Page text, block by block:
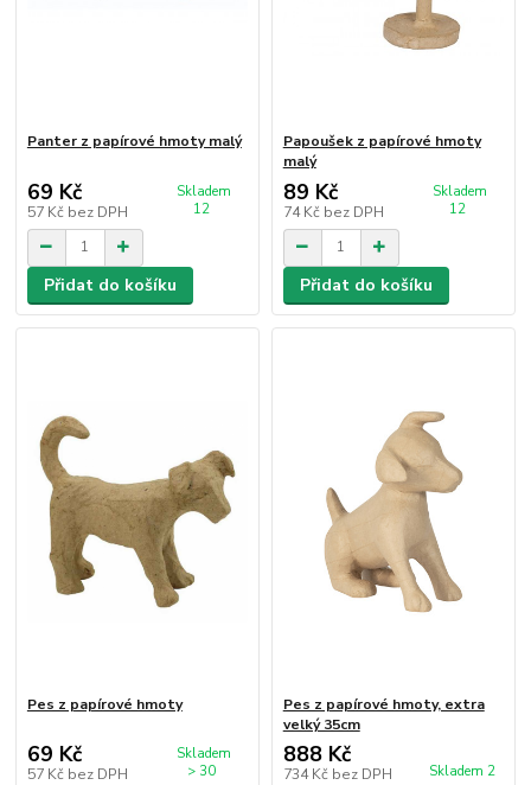
Panter z papírové hmoty malý
69 Kč
57 Kč bez DPH
Skladem
12
Přidat do košíku
Papoušek z papírové hmoty
malý
89 Kč
74 Kč bez DPH
Skladem
12
Přidat do košíku
Pes z papírové hmoty
69 Kč
57 Kč bez DPH
Skladem
> 30
Pes z papírové hmoty, extra
velký 35cm
888 Kč
734 Kč bez DPH Skladem 2